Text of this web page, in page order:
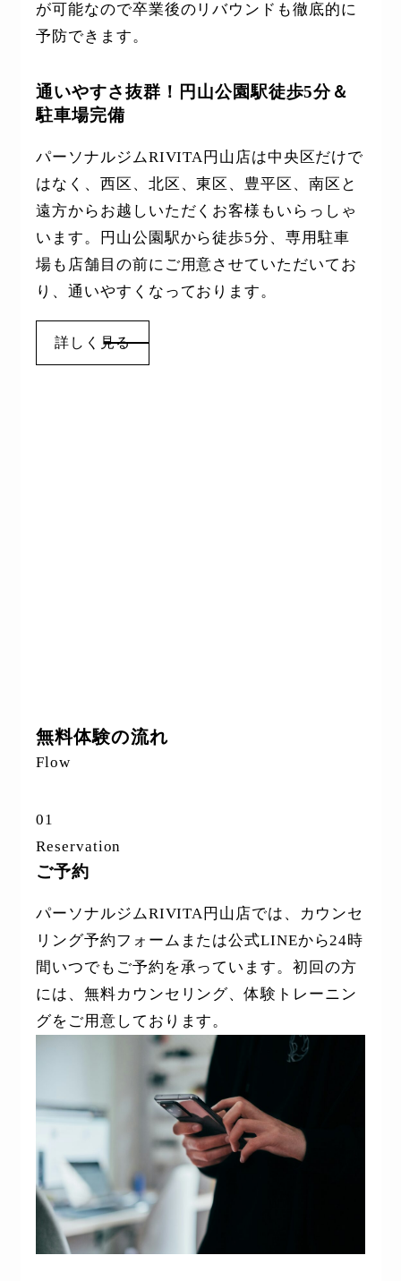
が可能なので卒業後のリバウンドも徹底的に
予防できます。
通いやすさ抜群！円山公園駅徒歩5分＆
駐車場完備
パーソナルジムRIVITA円山店は中央区だけで
はなく、西区、北区、東区、豊平区、南区と
遠方からお越しいただくお客様もいらっしゃ
います。円山公園駅から徒歩5分、専用駐車
場も店舗目の前にご用意させていただいてお
り、通いやすくなっております。
詳しく見る
無料体験の流れ
Flow
01
Reservation
ご予約
パーソナルジムRIVITA円山店では、カウンセ
リング予約フォームまたは公式LINEから24時
間いつでもご予約を承っています。初回の方
には、無料カウンセリング、体験トレーニン
グをご用意しております。